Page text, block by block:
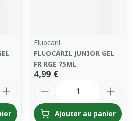
Fluocaril
FLUOCARIL JUNIOR GEL
FR RGE 75ML
4,99 €
Ajouter au panier